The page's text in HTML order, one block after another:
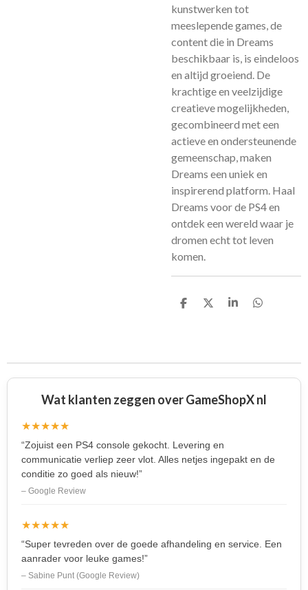
kunstwerken tot
meeslepende games, de
content die in Dreams
beschikbaar is, is eindeloos
en altijd groeiend. De
krachtige en veelzijdige
creatieve mogelijkheden,
gecombineerd met een
actieve en ondersteunende
gemeenschap, maken
Dreams een uniek en
inspirerend platform. Haal
Dreams voor de PS4 en
ontdek een wereld waar je
dromen echt tot leven
komen.
D
D
S
D
Wat klanten zeggen over GameShopX nl
★★★★★
“Zojuist een PS4 console gekocht. Levering en
communicatie verliep zeer vlot. Alles netjes ingepakt en de
conditie zo goed als nieuw!”
– Google Review
★★★★★
“Super tevreden over de goede afhandeling en service. Een
aanrader voor leuke games!”
– Sabine Punt (Google Review)